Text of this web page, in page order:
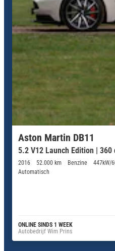
Aston Martin DB11
5.2 V12 Launch Edition |
2016 52.000 km Benzine
447kW/
Automatisch
ONLINE SINDS 1 WEEK
Autobedrijf Wim Prins